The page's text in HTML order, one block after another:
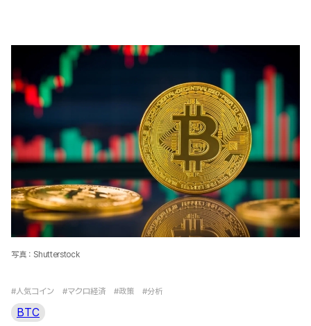
写真：Shutterstock
#人気コイン #マクロ経済 #政策 #分析
BTC